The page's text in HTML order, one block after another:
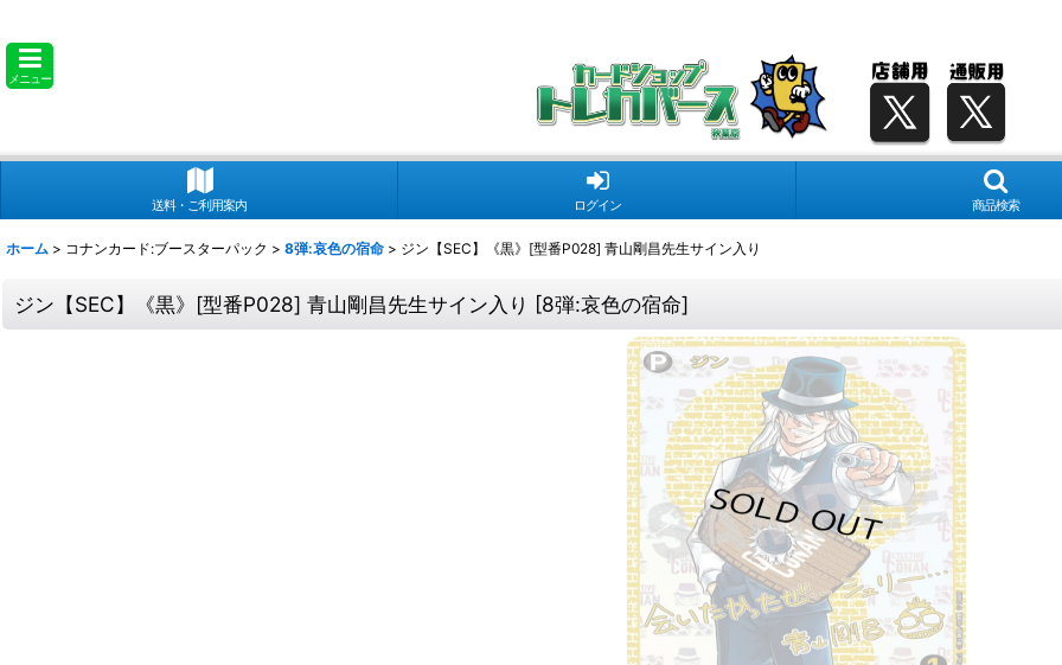
メニュー
送料・ご利用案内 ログイン 商品検索
ホーム > コナンカード:ブースターパック > 8弾:哀色の宿命 > ジン【SEC】《黒》[型番P028] 青山剛昌先生サイン入り
ジン【SEC】《黒》[型番P028] 青山剛昌先生サイン入り [8弾:哀色の宿命]